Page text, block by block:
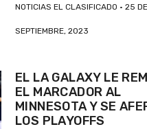
NOTICIAS EL CLASIFICADO 25 DE
SEPTIEMBRE, 2023
EL LA GALAXY LE
EL MARCADOR AL
MINNESOTA Y SE
LOS PLAYOFFS